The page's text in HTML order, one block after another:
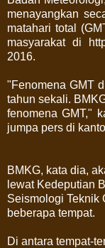
menayangkan
matahari total
masyarakat di
2016.
"Fenomena GMT
tahun sekali.
fenomena GMT,"
jumpa pers di
BMKG, kata dia,
lewat Kedeputian
Seismologi Teknik
beberapa tempat.
Di antara tempat-